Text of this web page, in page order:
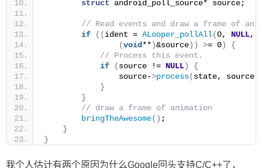
struct android_poll_source* source;
// Read events and draw a frame of
if
((ident = ALooper_pollAll(0, NULL,
(void**)&source)) >= 0)
{
// Process this event.
if
(source != NULL)
{
                source-
>process(state, source
}
}
// draw a frame of animation
bringTheAwesome() ;
}
}
我个人估计有两个原因为什么Google回头支持C/C++了，